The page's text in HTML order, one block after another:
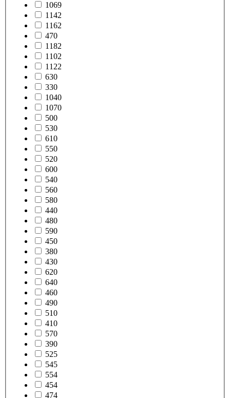
1069
1142
1162
470
1182
1102
1122
630
330
1040
1070
500
530
610
550
520
600
540
560
580
440
480
590
450
380
430
620
640
460
490
510
410
570
390
525
545
554
454
474